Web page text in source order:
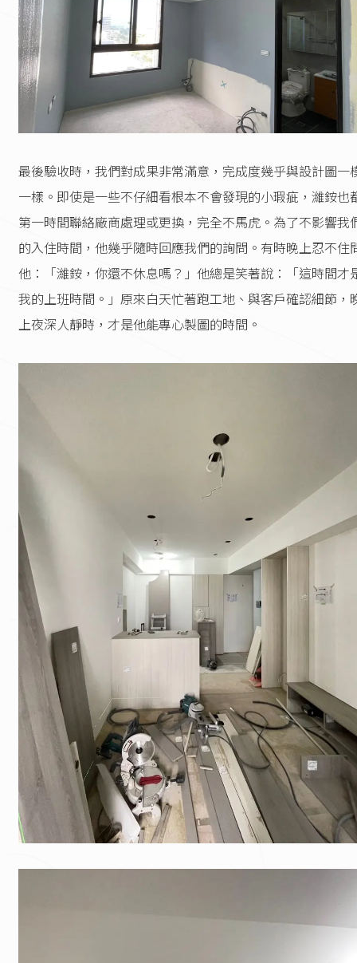
最後驗收時，我們對成果非常滿意，完成度幾乎與設計圖一
一樣。即使是一些不仔細看根本不會發現的小瑕疵，濰銨也
第一時間聯絡廠商處理或更換，完全不馬虎。為了不影響我
的入住時間，他幾乎隨時回應我們的詢問。有時晚上忍不住
他：「濰銨，你還不休息嗎？」他總是笑著說：「這時間才
我的上班時間。」原來白天忙著跑工地、與客戶確認細節，
上夜深人靜時，才是他能專心製圖的時間。